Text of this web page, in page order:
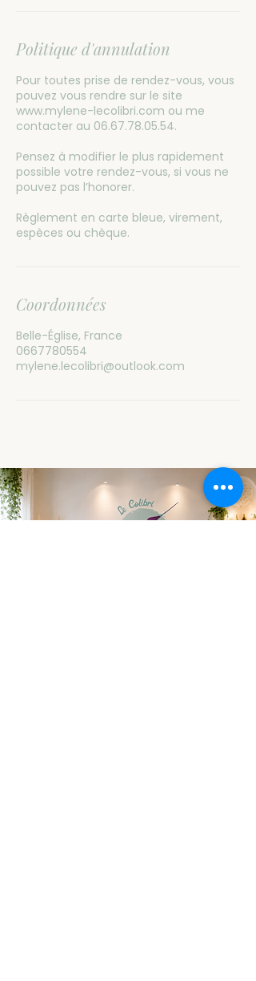
Politique d'annulation
Pour toutes prise de rendez-vous, vous
pouvez vous rendre sur le site
www.mylene-lecolibri.com ou me
contacter au 06.67.78.05.54.
Pensez à modifier le plus rapidement
possible votre rendez-vous, si vous ne
pouvez pas l’honorer.
Règlement en carte bleue, virement,
espèces ou chèque.
Coordonnées
Belle-Église, France
0667780554
mylene.lecolibri@outlook.com